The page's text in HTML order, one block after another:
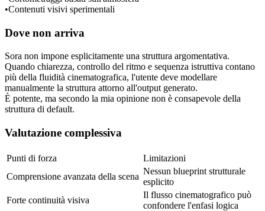
•Contenuti visivi sperimentali
Dove non arriva
Sora non impone esplicitamente una struttura argomentativa.
Quando chiarezza, controllo del ritmo e sequenza istruttiva contano
più della fluidità cinematografica, l'utente deve modellare
manualmente la struttura attorno all'output generato.
È potente, ma secondo la mia opinione non è consapevole della
struttura di default.
Valutazione complessiva
Punti di forza
Limitazioni
Comprensione avanzata della scena
Nessun blueprint strutturale
esplicito
Forte continuità visiva
Il flusso cinematografico può
confondere l'enfasi logica